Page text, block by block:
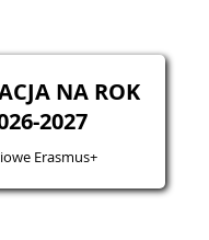
NA ROK
2027
Erasmus+